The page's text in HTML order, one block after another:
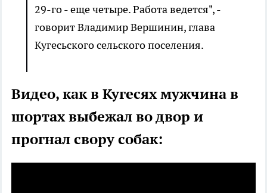
29-го - еще четыре. Работа ведется", -
говорит Владимир Вершинин, глава
Кугесьского сельского поселения.
Видео, как в Кугесях мужчина в
шортах выбежал во двор и
прогнал свору собак: